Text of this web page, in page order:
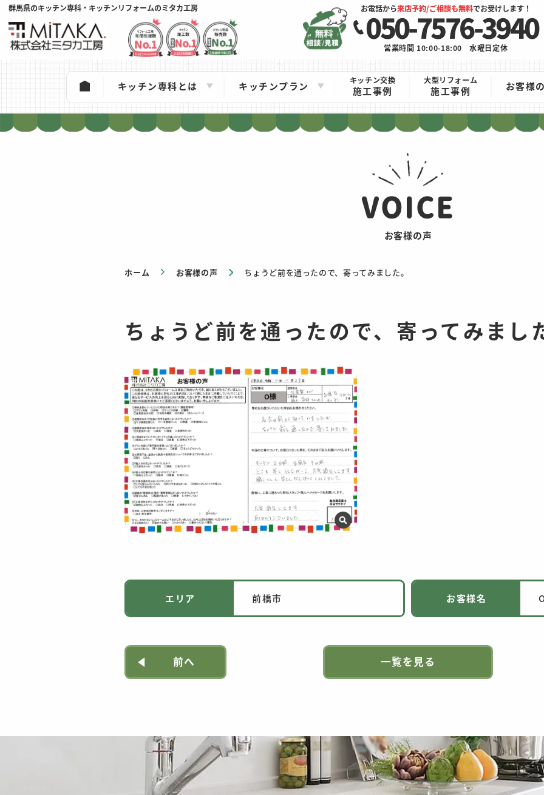
群馬県のキッチン専科・キッチンリフォームのミタカ工房 お電話から来店予約/ご相談も無料でお受けします！
050-7576-3940
営業時間 10:00-18:00 水曜日定休
キッチン専科とは キッチンプラン キッチン交換
施工事例
大型リフォーム
施工事例 お客様
VOICE
お客様の声
ホーム お客様の声 ちょうど前を通ったので、寄ってみました。
ちょうど前を通ったので、寄ってみまし
エリア 前橋市 お客様名
前へ 一覧を見る